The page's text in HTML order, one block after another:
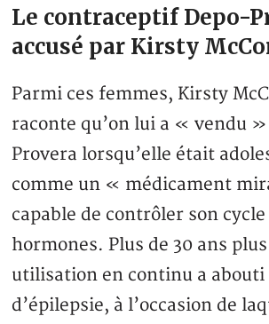
Le contraceptif Depo-
accusé par Kirsty
Parmi ces femmes, Kirsty
raconte qu’on lui a « vendu
Provera lorsqu’elle était
comme un « médicament
capable de contrôler son cycle
hormones. Plus de 30 ans
utilisation en continu a abouti
d’épilepsie, à l’occasion de